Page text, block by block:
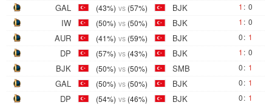
GAL (43%) vs (57%) BJK 1 : 0
IW (50%) vs (50%) BJK 1 : 0
AUR (41%) vs (59%) BJK 0: 1
DP (57%) vs (43%) BJK 1 : 0
BJK (50%) vs (50%) SMB 0: 1
GAL (50%) vs (50%) BJK 0: 1
DP (54%) vs (46%) BJK 0: 1